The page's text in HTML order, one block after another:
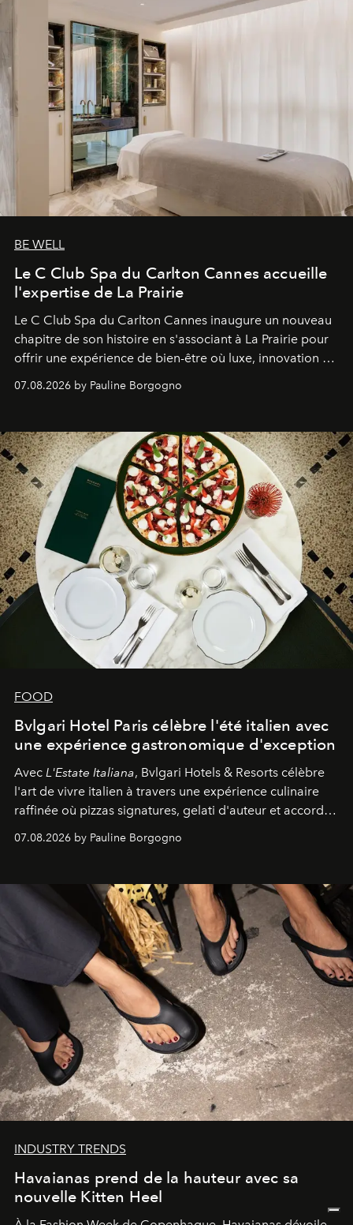
BE WELL
Le C Club Spa du Carlton Cannes accueille
l'expertise de La Prairie
Le C Club Spa du Carlton Cannes inaugure un nouveau
chapitre de son histoire en s'associant à La Prairie pour
offrir une expérience de bien-être où luxe, innovation et
07.08.2026 by Pauline Borgogno
FOOD
Bvlgari Hotel Paris célèbre l'été italien avec
une expérience gastronomique d'exception
Avec L'Estate Italiana, Bvlgari Hotels & Resorts célèbre
l'art de vivre italien à travers une expérience culinaire
raffinée où pizzas signatures, gelati d'auteur et accords
07.08.2026 by Pauline Borgogno
INDUSTRY TRENDS
Havaianas prend de la hauteur avec sa
nouvelle Kitten Heel